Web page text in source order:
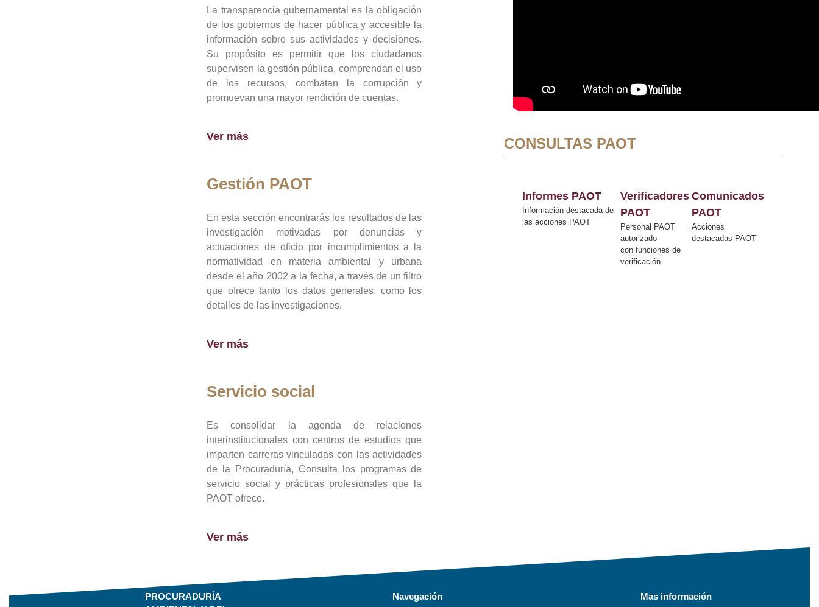
La transparencia gubernamental es la obligación
de los gobiernos de hacer pública y accesible la
información sobre sus actividades y decisiones.
Su propósito es permitir que los ciudadanos
supervisen la gestión pública, comprendan el uso
de los recursos, combatan la corrupción y
promuevan una mayor rendición de cuentas.
Ver más
Gestión PAOT
En esta sección encontrarás los resultados de las
investigación motivadas por denuncias y
actuaciones de oficio por incumplimientos a la
normatividad en materia ambiental y urbana
desde el año 2002 a la fecha, a través de un filtro
que ofrece tanto los datos generales, como los
detalles de las investigaciones.
Ver más
Servicio social
Es consolidar la agenda de relaciones
interinstitucionales con centros de estudios que
imparten carreras vinculadas con las actividades
de la Procuraduría, Consulta los programas de
servicio social y prácticas profesionales que la
PAOT ofrece.
Ver más
CONSULTAS PAOT
Informes PAOT
Información destacada de
las acciones PAOT
Verificadores
PAOT
Personal PAOT
autorizado
con funciones de
verificación
Comunicados
PAOT
Acciones
destacadas PAOT
PROCURADURÍA
Navegación Mas información